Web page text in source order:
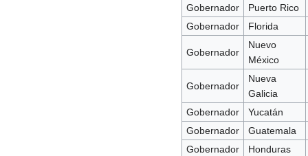
Gobernador
Puerto Rico
Gobernador
Florida
Gobernador
Nuevo
México
Gobernador
Nueva
Galicia
Gobernador
Yucatán
Gobernador
Guatemala
Gobernador
Honduras